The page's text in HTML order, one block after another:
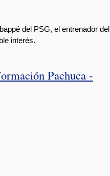
del PSG, el entrenador del
interés.
Pachuca -